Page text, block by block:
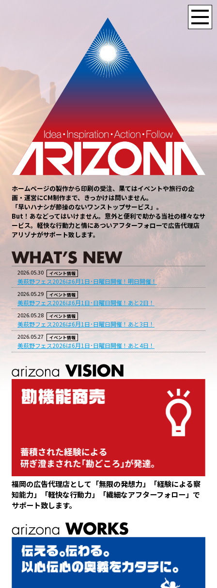
ホームページの製作から印刷の受注、果てはイベントや旅行の企
画・運営にCM制作まで、きっかけは問いません。
「早いハナシが節操のないワンストップサービス」。
But！あなどってはいけません。意外と便利で助かる当社の様々なサ
ービス。軽快な行動力と情にあついアフターフォローで広告代理店
アリゾナがサポート致します。
2026.05.30 イベント情報
美萩野フェス2026は6月1日･日曜日開催！明日開催！
2026.05.29 イベント情報
美萩野フェス2026は6月1日･日曜日開催！あと2日！
2026.05.28 イベント情報
美萩野フェス2026は6月1日･日曜日開催！あと3日！
2026.05.27 イベント情報
美萩野フェス2026は6月1日･日曜日開催！あと4日！
福岡の広告代理店として「無限の発想力」「経験による察
知能力」「軽快な行動力」「繊細なアフターフォロー」で
サポート致します。